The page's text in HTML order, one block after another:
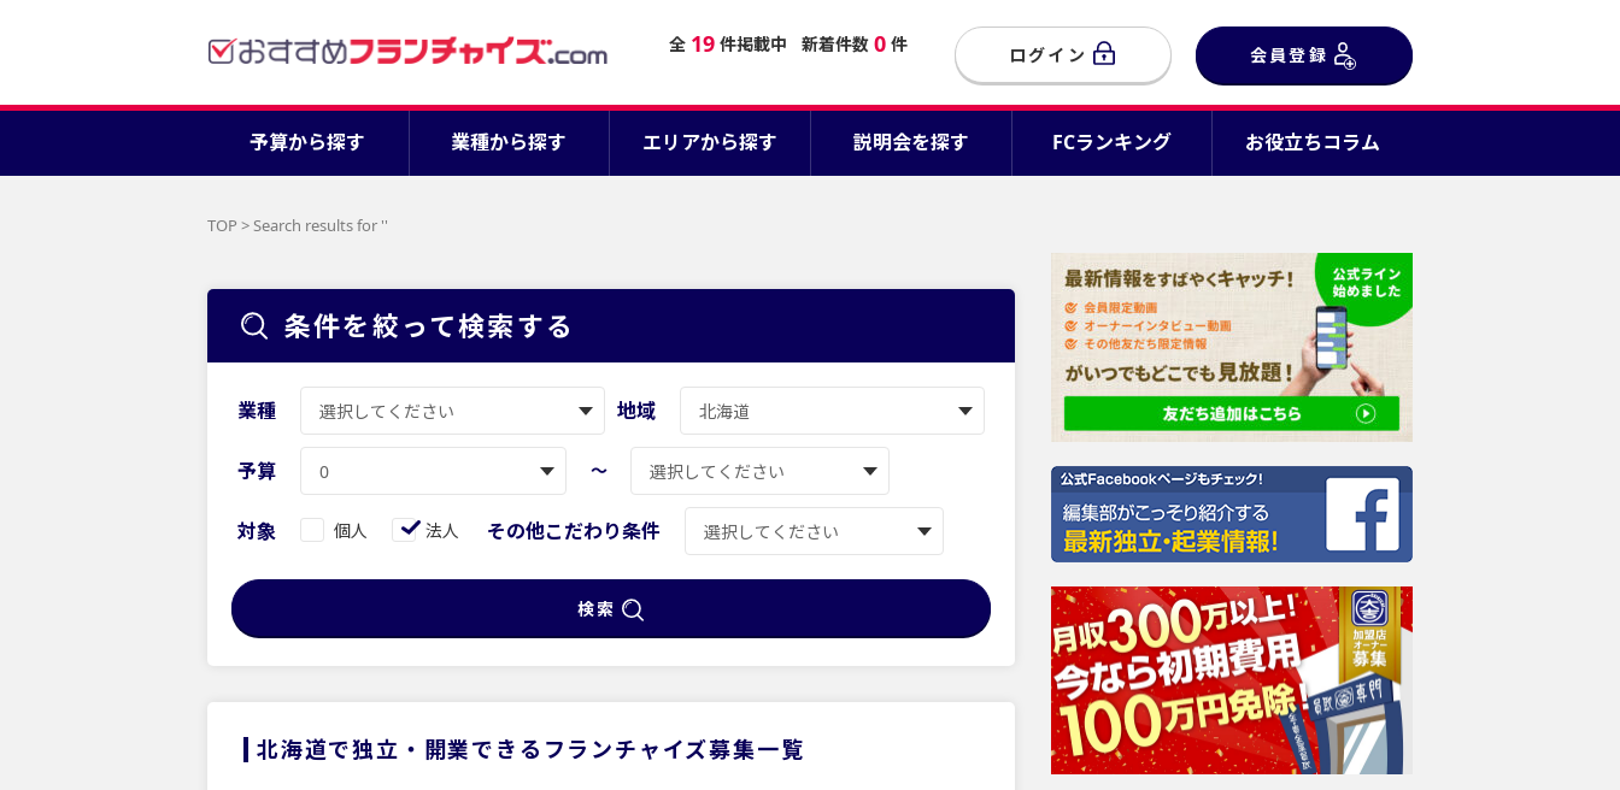
全 19 件掲載中 新着件数 0 件 ログイン 会員登録
予算から探す 業種から探す エリアから探す 説明会を探す FCランキング お役立ちコラム
TOP >Search results for ''
条件を絞って検索する
業種 地域
予算 〜
対象 個人 法人 その他こだわり条件
検索
北海道で独立・開業できるフランチャイズ募集一覧